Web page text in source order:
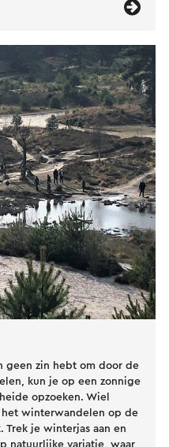
geen zin hebt om door de
kun je op een zonnige
opzoeken. Wiel
winterwandelen op de
Trek je winterjas aan en
natuurlijke variatie, waar